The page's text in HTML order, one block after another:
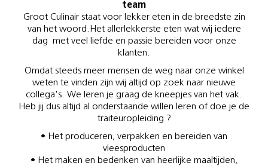
team
Groot Culinair staat voor lekker eten in de breedste zin
van het woord.Het allerlekkerste eten wat wij iedere
dag met veel liefde en passie bereiden voor onze
klanten.
Omdat steeds meer mensen de weg naar onze winkel
weten te vinden zijn wij altijd op zoek naar nieuwe
collega's. We leren je graag de kneepjes van het vak.
Heb jij dus altijd al onderstaande willen leren of doe je de
traiteuropleiding ?
• Het produceren, verpakken en bereiden van
vleesproducten
• Het maken en bedenken van heerlijke maaltijden,